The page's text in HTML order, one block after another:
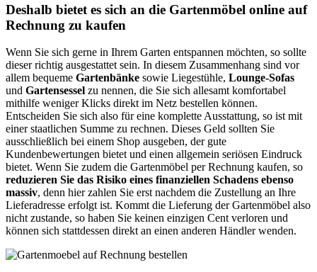
Deshalb bietet es sich an die Gartenmöbel online auf
Rechnung zu kaufen
Wenn Sie sich gerne in Ihrem Garten entspannen möchten, so sollte
dieser richtig ausgestattet sein. In diesem Zusammenhang sind vor
allem bequeme Gartenbänke sowie Liegestühle, Lounge-Sofas
und Gartensessel zu nennen, die Sie sich allesamt komfortabel
mithilfe weniger Klicks direkt im Netz bestellen können.
Entscheiden Sie sich also für eine komplette Ausstattung, so ist mit
einer staatlichen Summe zu rechnen. Dieses Geld sollten Sie
ausschließlich bei einem Shop ausgeben, der gute
Kundenbewertungen bietet und einen allgemein seriösen Eindruck
bietet. Wenn Sie zudem die Gartenmöbel per Rechnung kaufen, so
reduzieren Sie das Risiko eines finanziellen Schadens ebenso
massiv, denn hier zahlen Sie erst nachdem die Zustellung an Ihre
Lieferadresse erfolgt ist. Kommt die Lieferung der Gartenmöbel also
nicht zustande, so haben Sie keinen einzigen Cent verloren und
können sich stattdessen direkt an einen anderen Händler wenden.